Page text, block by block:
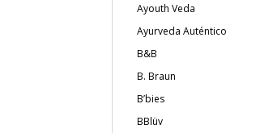
Ayouth Veda
Ayurveda Auténtico
B&B
B. Braun
B’bies
BBlüv